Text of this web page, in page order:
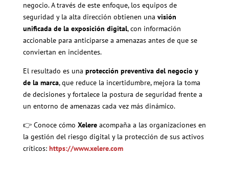
negocio. A través de este enfoque, los equipos de
seguridad y la alta dirección obtienen una visión
unificada de la exposición digital, con información
accionable para anticiparse a amenazas antes de que se
conviertan en incidentes.
El resultado es una protección preventiva del negocio y
de la marca, que reduce la incertidumbre, mejora la toma
de decisiones y fortalece la postura de seguridad frente a
un entorno de amenazas cada vez más dinámico.
👉 Conoce cómo Xelereacompaña a las organizaciones en
la gestión del riesgo digital y la protección de sus activos
críticos: https://www.xelere.com